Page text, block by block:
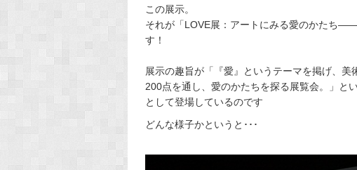
この展示。
それが「LOVE展：アートにみる愛のかたち
す！
展示の趣旨が「『愛』というテーマを掲げ、
200点を通し、愛のかたちを探る展覧会。」と
として登場しているのです
どんな様子かというと･･･